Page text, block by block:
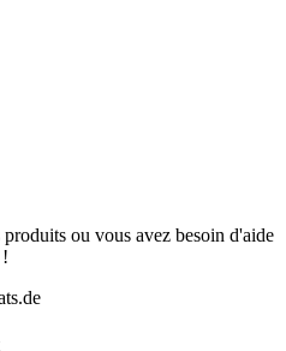
ou vous avez besoin d'aide